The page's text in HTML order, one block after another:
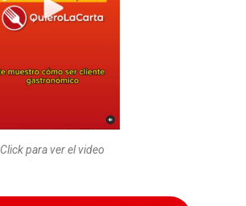
Click para ver el video